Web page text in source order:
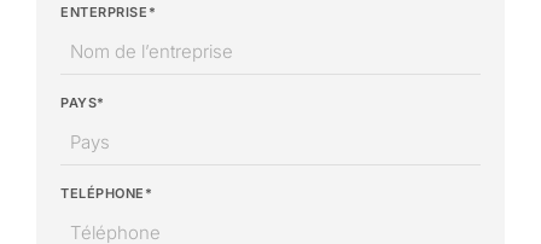
ENTERPRISE*
PAYS*
TELÉPHONE*